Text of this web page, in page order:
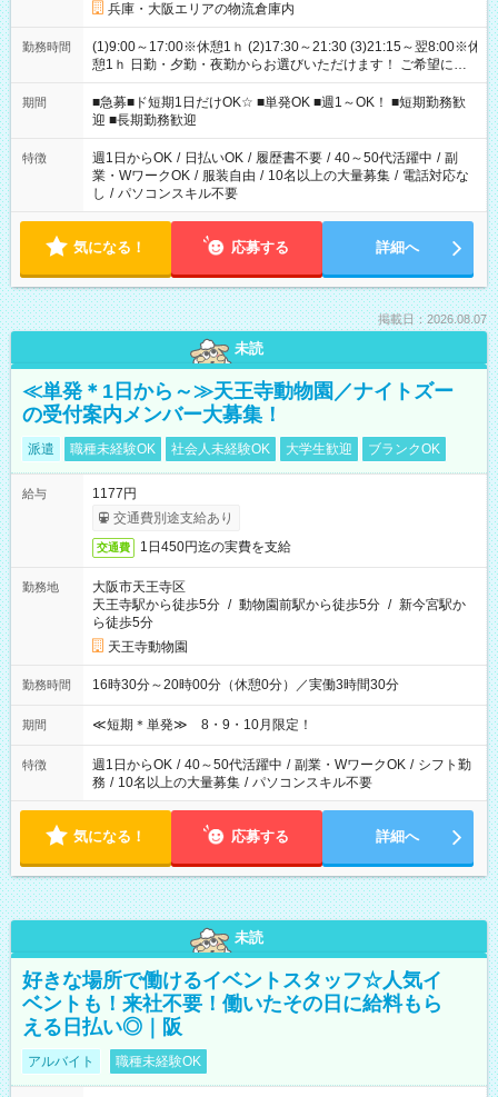
兵庫・大阪エリアの物流倉庫内
勤務時間
(1)9:00～17:00※休憩1ｈ (2)17:30～21:30 (3)21:15～翌8:00※休
憩1ｈ 日勤・夕勤・夜勤からお選びいただけます！ ご希望に合
わせて働けるお仕事です(*^^*) 【その他選べる勤務時間】 8-17
時/9-17時/9-18時/10-18時/11-21時/18-22時/20-翌4時/21-翌5
時/22-翌6時/0-翌8時 ご自身のご都合で選んで頂ける完全自由シ
フト！
期間
■急募■ド短期1日だけOK☆ ■単発OK ■週1～OK！ ■短期勤務歓
迎 ■長期勤務歓迎
特徴 週1日からOK / 日払いOK / 履歴書不要 / 40～50代活躍中 / 副
業・WワークOK / 服装自由 / 10名以上の大量募集 / 電話対応な
し / パソコンスキル不要
気になる！ 応募する 詳細へ
掲載日：2026.08.07
未読
≪単発＊1日から～≫天王寺動物園／ナイトズー
の受付案内メンバー大募集！
派遣 職種未経験OK 社会人未経験OK 大学生歓迎 ブランクOK
給与
1177円
交通費別途支給あり
交通費 1日450円迄の実費を支給
勤務地
大阪市天王寺区
天王寺駅から徒歩5分 / 動物園前駅から徒歩5分 / 新今宮駅か
ら徒歩5分
天王寺動物園
勤務時間 16時30分～20時00分（休憩0分）／実働3時間30分
期間 ≪短期＊単発≫ 8・9・10月限定！
特徴 週1日からOK / 40～50代活躍中 / 副業・WワークOK / シフト勤
務 / 10名以上の大量募集 / パソコンスキル不要
気になる！ 応募する 詳細へ
未読
好きな場所で働けるイベントスタッフ☆人気イ
ベントも！来社不要！働いたその日に給料もら
える日払い◎｜阪
アルバイト 職種未経験OK